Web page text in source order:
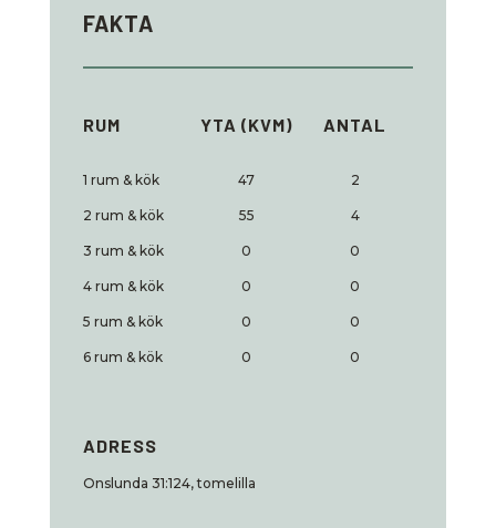
FAKTA
RUM YTA (KVM) ANTAL
1 rum & kök 47 2
2 rum & kök 55 4
3 rum & kök 0 0
4 rum & kök 0 0
5 rum & kök 0 0
6 rum & kök 0 0
ADRESS
Onslunda 31:124, tomelilla